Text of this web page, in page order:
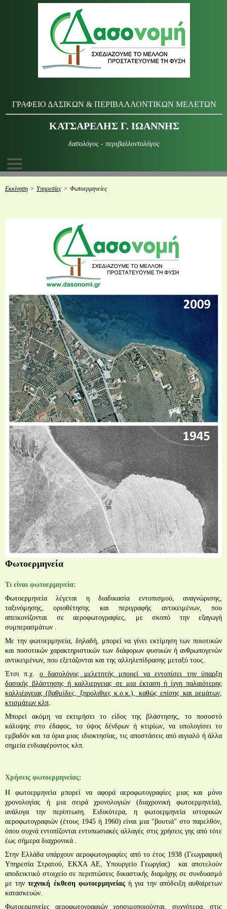
ΓΡΑΦΕΙΟ ΔΑΣΙΚΩΝ & ΠΕΡΙΒΑΛΛΟΝΤΙΚΩΝ ΜΕΛΕΤΩΝ
ΚΑΤΣΑΡΕΛΗΣ Γ. ΙΩΑΝΝΗΣ
δασολόγος - περιβαλλοντολόγος
Εκκίνηση > Υπηρεσίες > Φωτοερμηνείες
Φωτοερμηνεία
Τι είναι φωτοερμηνεία:
Φωτοερμηνεία λέγεται η διαδικασία εντοπισμού, αναγνώρισης,
ταξινόμησης, οριοθέτησης και περιγραφής αντικειμένων, που
απεικονίζονται σε αεροφωτογραφίες, με σκοπό την εξαγωγή
συμπερασμάτων .
Με την φωτοερμηνεία, δηλαδή, μπορεί να γίνει εκτίμηση των ποιοτικών
και ποσοτικών χαρακτηριστικών των διάφορων φυσικών ή ανθρωπογενών
αντικειμένων, που εξετάζονται και της αλληλεπίδρασης μεταξύ τους.
Έτσι π.χ. οδασολόγος μελετητής μπορεί να εντοπίσει την ύπαρξη
δασικής βλάστησης ή καλλιεργειας σε μια έκταση ή ίχνη παλαιότερης
καλλιέργειας (βαθμίδες, ξηρολιθιες κ.ο.κ.), καθώς επίσης και ρεμάτων,
κτισμάτων κλπ
Μπορεί ακόμη να εκτιμήσει το είδος της βλάστησης, το ποσοστό
κάλυψης στο έδαφος, το ύψος δένδρων ή κτιρίων, να υπολογίσει το
εμβαδόν και τα όρια μιας ιδιοκτησίας, τις αποστάσεις από αιγιαλό ή άλλα
σημεία ενδιαφέροντος κλπ.
Χρήσεις φωτοερμηνείας:
Η φωτοερμηνεία μπορεί να αφορά αεροφωτογραφίες μιας και μόνο
χρονολογίας ή μια σειρά χρονολογιών (διαχρονική φωτοερμηνεία),
ανάλογα την περίπτωση. Ειδικότερα, η φωτοερμηνεία ιστορικών
αεροφωτογραφιών (έτους 1945 ή 1960) είναι μια "βουτιά" στο παρελθόν,
όπου συχνά εντοπίζονται εντυπωσιακές αλλαγές στις χρήσεις γης από τότε
έως σήμερα διαχρονικά .
Στην Ελλάδα υπάρχουν αεροφωτογραφίες από το έτος 1938 (Γεωγραφική
Υπηρεσία Στρατού, ΕΚΧΑ ΑΕ, Υπουργείο Γεωργίας)
και αποτελούν
αποδεικτικό στοιχείο σε περιπτώσεις δικαστικής διαμάχης σε συνδυασμό
με τηντεχνική έκθεση φωτοερμηνείαςή για την απόδειξη αυθαίρετων
κατασκευών.
Φωτοερμηνείες αεροφωτογραφιών χρησιμοποιούνται, συχνότερα, στις